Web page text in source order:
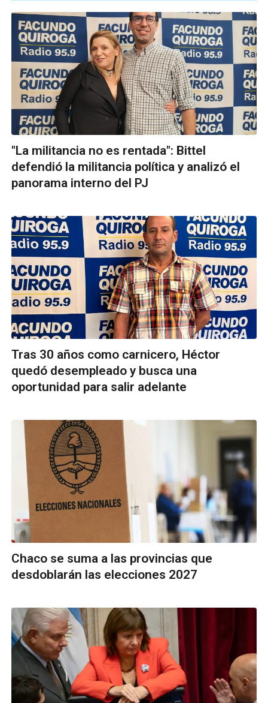
"La militancia no es rentada": Bittel
defendió la militancia política y analizó el
panorama interno del PJ
Tras 30 años como carnicero, Héctor
quedó desempleado y busca una
oportunidad para salir adelante
Chaco se suma a las provincias que
desdoblarán las elecciones 2027